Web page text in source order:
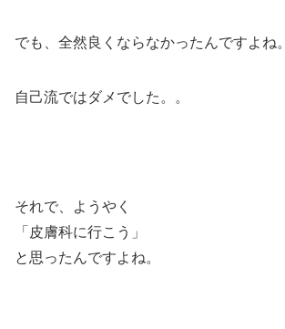
でも、全然良くならなかったんですよね。
自己流ではダメでした。。
それで、ようやく
「皮膚科に行こう」
と思ったんですよね。